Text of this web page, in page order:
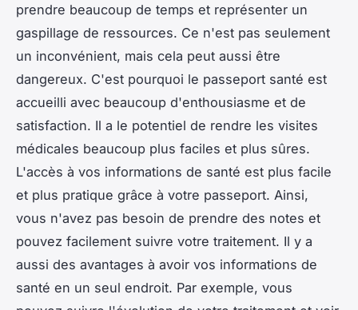
prendre beaucoup de temps et représenter un
gaspillage de ressources. Ce n'est pas seulement
un inconvénient, mais cela peut aussi être
dangereux. C'est pourquoi le passeport santé est
accueilli avec beaucoup d'enthousiasme et de
satisfaction. Il a le potentiel de rendre les visites
médicales beaucoup plus faciles et plus sûres.
L'accès à vos informations de santé est plus facile
et plus pratique grâce à votre passeport. Ainsi,
vous n'avez pas besoin de prendre des notes et
pouvez facilement suivre votre traitement. Il y a
aussi des avantages à avoir vos informations de
santé en un seul endroit. Par exemple, vous